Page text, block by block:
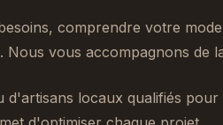
comprendre votre
vous accompagnons de
locaux qualifiés